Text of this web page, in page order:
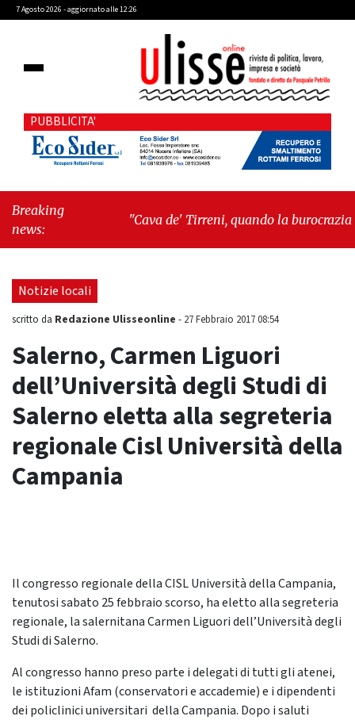
7 Agosto 2026 - aggiornato alle 12:26
PUBBLICITA'
Breaking
news:
"Cava de' Tirreni, quando la burocrazia
Notizie locali
scritto da Redazione Ulisseonline - 27 Febbraio 2017 08:54
Salerno, Carmen Liguori
dell’Università degli Studi di
Salerno eletta alla segreteria
regionale Cisl Università della
Campania
Il congresso regionale della CISL Università della Campania,
tenutosi sabato 25 febbraio scorso, ha eletto alla segreteria
regionale, la salernitana Carmen Liguori dell’Università degli
Studi di Salerno.
Al congresso hanno preso parte i delegati di tutti gli atenei,
le istituzioni Afam (conservatori e accademie) e i dipendenti
dei policlinici universitari della Campania. Dopo i saluti